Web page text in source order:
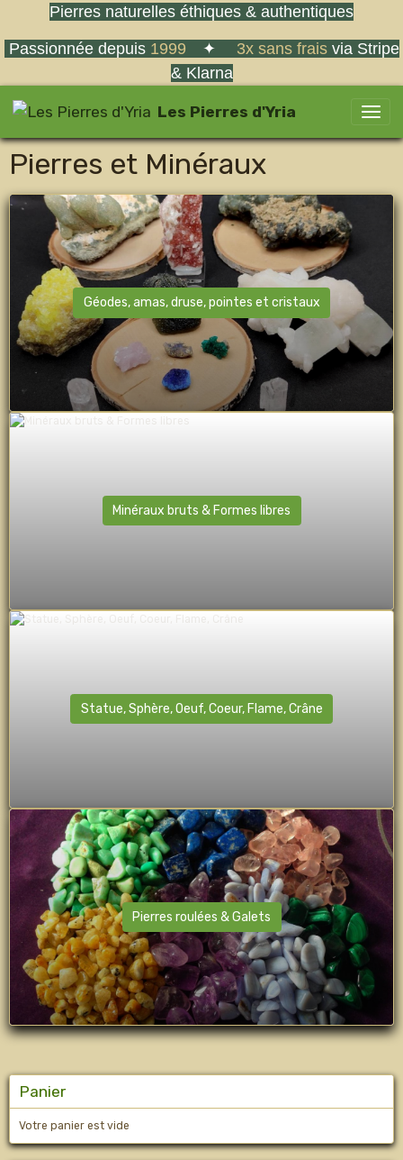
Pierres naturelles éthiques & authentiques
Passionnée depuis 1999 ✦ 3x sans fraisvia Stripe
& Klarna
Les Pierres d'Yria
Pierres et Minéraux
Géodes, amas, druse, pointes et cristaux
Minéraux bruts & Formes libres
Statue, Sphère, Oeuf, Coeur, Flame, Crâne
Pierres roulées & Galets
Panier
Votre panier est vide